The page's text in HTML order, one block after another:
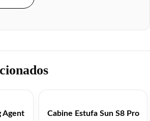
Agent
Cabine Estufa Sun S8 Pro